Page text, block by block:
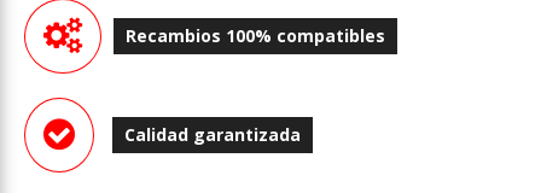
Recambios 100% compatibles
Calidad garantizada